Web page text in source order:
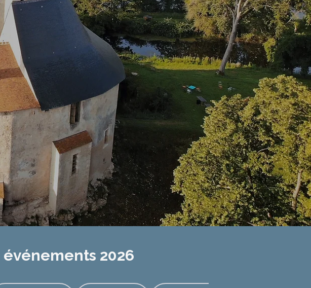
événements 2026